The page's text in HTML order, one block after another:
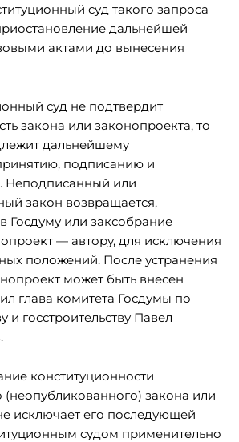
суд такого запроса
дальнейшей
актами до вынесения
суд не подтвердит
закона или законопроекта, то
дальнейшему
подписанию и
Неподписанный или
закон возвращается,
Госдуму или заксобрание
— автору, для исключения
положений. После устранения
может быть внесен
глава комитета Госдумы по
и госстроительству Павел
конституционности
закона или
исключает его последующей
судом применительно